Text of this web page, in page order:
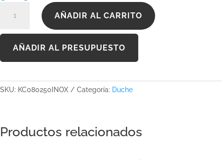
KC080250INOX
cantidad
AÑADIR AL CARRITO
AÑADIR AL PRESUPUESTO
SKU: KC080250INOX Categoría: Duche
Productos relacionados